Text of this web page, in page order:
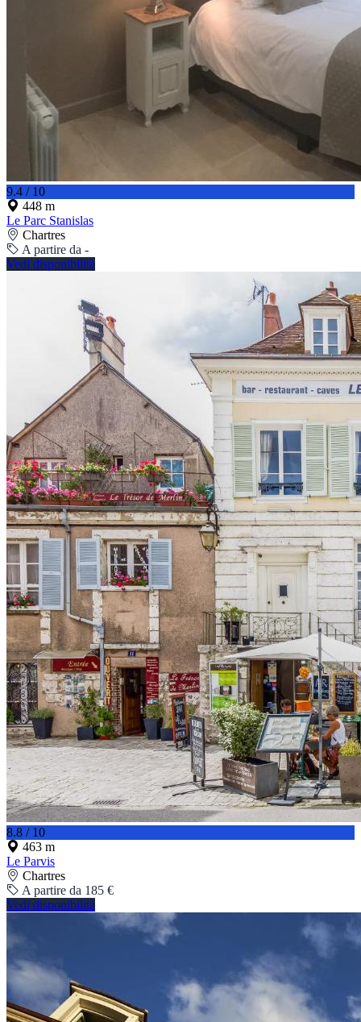
9.4 / 10
448 m
Le Parc Stanislas
Chartres
A partire da -
Vedi disponibilità
8.8 / 10
463 m
Le Parvis
Chartres
A partire da 185 €
Vedi disponibilità